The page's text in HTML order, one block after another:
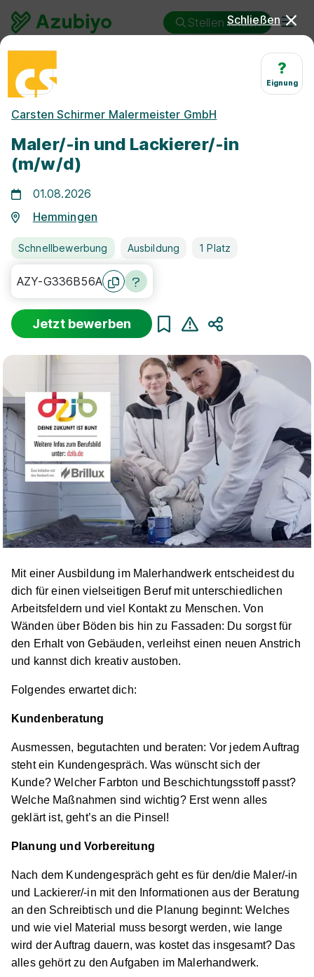
Stellen finden
Maler/in und Lackierer/in
Ausbildung Maler/in und
Lackierer/in Hemmingen
Freie Stellen finden
Suche zurücksetzen
Infos zum Beruf Maler und Lackierer
45 Ausbildungsplätze
Maler/-in und Lackierer/-in (m/w/d) Malermeister
Eugen Puhl
Maler/-in und Lackierer/-in (m/w/d) Malermeister
Eugen Puhl
30966 Hemmingen
Schnellbewerbung
Schließen
?
Eignung
Carsten Schirmer Malermeister GmbH
Maler/-in und Lackierer/-in
(m/w/d)
01.08.2026
Hemmingen
Schnellbewerbung Ausbildung 1 Platz
AZY-G336B56A
Jetzt bewerben
Mit einer Ausbildung im Malerhandwerk entscheidest du
dich für einen vielseitigen Beruf mit unterschiedlichen
Arbeitsfeldern und viel Kontakt zu Menschen. Von
Wänden über Böden bis hin zu Fassaden: Du sorgst für
den Erhalt von Gebäuden, verleihst einen neuen Anstrich
und kannst dich kreativ austoben.
Folgendes erwartet dich:
Kundenberatung
Ausmessen, begutachten und beraten: Vor jedem Auftrag
steht ein Kundengespräch. Was wünscht sich der
Kunde? Welcher Farbton und Beschichtungsstoff passt?
Welche Maßnahmen sind wichtig? Erst wenn alles
geklärt ist, geht’s an die Pinsel!
Planung und Vorbereitung
Nach dem Kundengespräch geht es für den/die Maler/-in
und Lackierer/-in mit den Informationen aus der Beratung
an den Schreibtisch und die Planung beginnt: Welches
und wie viel Material muss besorgt werden, wie lange
wird der Auftrag dauern, was kostet das insgesamt? Das
alles gehört zu den Aufgaben im Malerhandwerk.